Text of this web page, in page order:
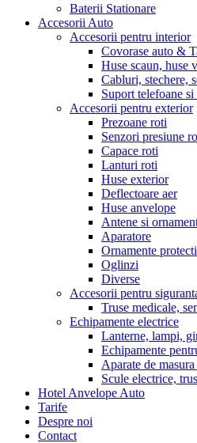
Baterii Stationare
Accesorii Auto
Accesorii pentru interior
Covorase auto &
Huse scaun, huse
Cabluri, stechere,
Suport telefoane
Accesorii pentru exterior
Prezoane roti
Senzori presiune
Capace roti
Lanturi roti
Huse exterior
Deflectoare aer
Huse anvelope
Antene si
Aparatore
Ornamente
Oglinzi
Diverse
Accesorii pentru
Truse medicale,
Echipamente electrice
Lanterne, lampi,
Echipamente
Aparate de
Scule electrice,
Hotel Anvelope Auto
Tarife
Despre noi
Contact